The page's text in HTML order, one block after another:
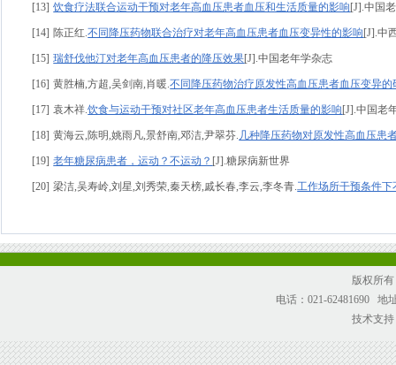
[13] 饮食疗法联合运动干预对老年高血压患者血压和生活质量的影响 [J].中国
[14] 陈正红.不同降压药物联合治疗对老年高血压患者血压变异性的影响 [J].中
[15] 瑞舒伐他汀对老年高血压患者的降压效果[J].中国老年学杂志
[16] 黄胜楠,方超,吴剑南,肖暖.不同降压药物治疗原发性高血压患者血压变异的
[17] 袁木祥.饮食与运动干预对社区老年高血压患者生活质量的影响 [J].中国老
[18] 黄海云,陈明,姚雨凡,景舒南,邓洁,尹翠芬. 几种降压药物对原发性高血压患
[19] 老年糖尿病患者，运动？不运动？ [J].糖尿病新世界
[20] 梁洁,吴寿岭,刘星,刘秀荣,秦天榜,戚长春,李云,李冬青.工作场所干预条件
版权所
电话：021-62481690 地
技术支